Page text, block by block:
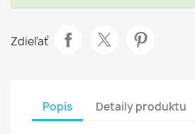
Zdieľať
Popis Detaily produktu